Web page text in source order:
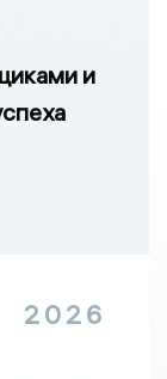
и
2026